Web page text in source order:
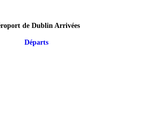
de Dublin Arrivées
Départs